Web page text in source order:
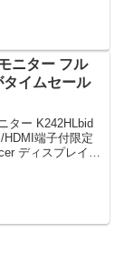
ニター フル
イムセール
ター K242HLbid
HDMI端子付限定
ディスプレイ